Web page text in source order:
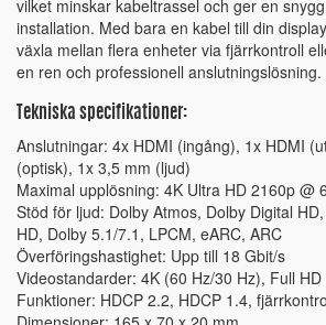
vilket minskar kabeltrassel och ger en
installation. Med bara en kabel till din
växla mellan flera enheter via fjärrkontroll
en ren och professionell anslutningslösning.
Tekniska specifikationer:
Anslutningar: 4x HDMI (ingång), 1x HDMI
(optisk), 1x 3,5 mm (ljud)
Maximal upplösning: 4K Ultra HD 2160p @
Stöd för ljud: Dolby Atmos, Dolby Digital
HD, Dolby 5.1/7.1, LPCM, eARC, ARC
Överföringshastighet: Upp till 18 Gbit/s
Videostandarder: 4K (60 Hz/30 Hz), Full
Funktioner: HDCP 2.2, HDCP 1.4,